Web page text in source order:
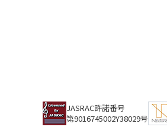
JASRAC許諾番号
第9016745002Y38029号